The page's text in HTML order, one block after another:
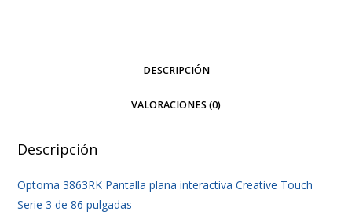
DESCRIPCIÓN
VALORACIONES (0)
Descripción
Optoma 3863RK Pantalla plana interactiva Creative Touch
Serie 3 de 86 pulgadas